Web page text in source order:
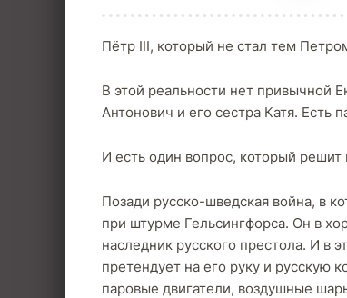
Пётр III, который не стал тем
В этой реальности нет привычной
Антонович и его сестра Катя. Есть
И есть один вопрос, который решит
Позади русско-шведская война, в
при штурме Гельсингфорса. Он в
наследник русского престола. И в
претендует на его руку и русскую
паровые двигатели, воздушные